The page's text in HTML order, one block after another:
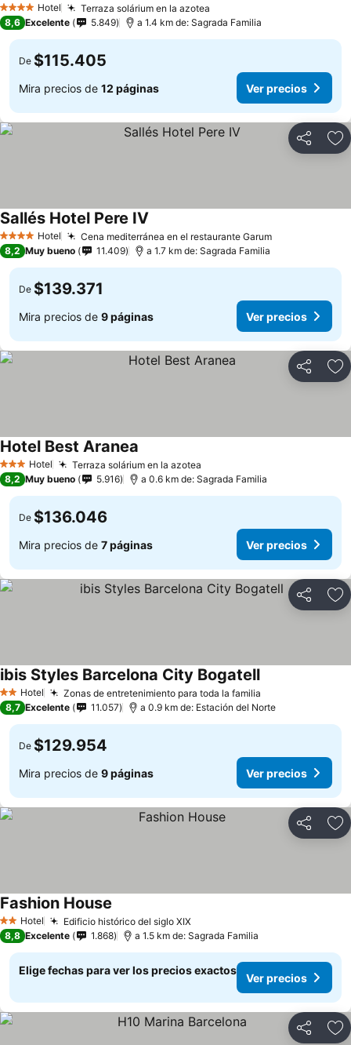
4 EstrellasHotel Terraza solárium en la azotea
8,6 Excelente 5.849 a 1.4 km de: Sagrada Familia
De $115.405
Mira precios de 12 páginas Ver precios
Compartir
4 EstrellasHotel Cena mediterránea en el restaurante GarumVer precios
Sallés Hotel Pere IV
8,2 Muy bueno 11.409 a 1.7 km de: Sagrada Familia
De $139.371
Mira precios de 9 páginas Ver precios
Compartir
3 Estrellas
Hotel Terraza solárium en la azotea
Hotel Best Aranea
8,2 Muy bueno 5.916 a 0.6 km de: Sagrada Familia
De $136.046
Mira precios de 7 páginas Ver precios
Compartir
2 Estrellas
Hotel Zonas de entretenimiento para toda la familia
ibis Styles Barcelona City BogatellVer precios
8,7 Excelente 11.057 a 0.9 km de: Estación del Norte
De $129.954
Mira precios de 9 páginas Ver precios
Compartir
2 Estrellas
Hotel Edificio histórico del siglo XIXVer precios
Fashion House
8,8 Excelente 1.868 a 1.5 km de: Sagrada Familia
Elige fechas para ver los precios exactos
Ver precios
Compartir